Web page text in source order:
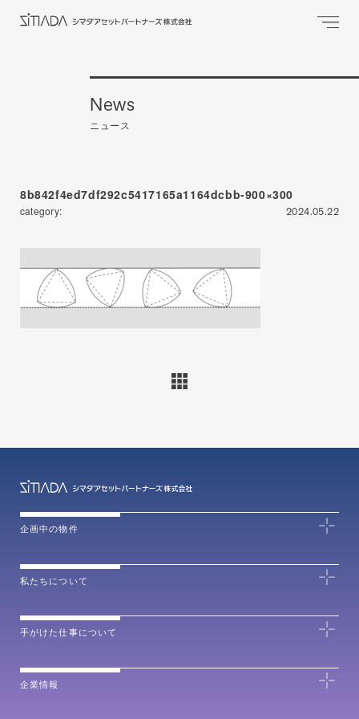
News
ニュース
8b842f4ed7df292c5417165a1164dcbb-900×300
category: 2024.05.22
企画中の物件
私たちについて
手がけた仕事について
企業情報